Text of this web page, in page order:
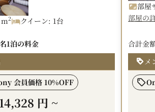
直結で、雨天時でも屋外に出ることなく
。
て6番出口方面直結
（4駅）
駅）
）
リンメッセ福岡、福岡国際会議場へも
2
クイーン: 1台
1泊の料金
会員価格 10%OFF
14,328 円 ~
部屋
部屋の
合計金
メ